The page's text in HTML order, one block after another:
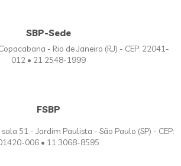
SBP-Sede
- Rio de Janeiro (RJ) - CEP: 22041-
012 • 21 2548-1999
FSBP
51 - Jardim Paulista - São Paulo (SP) - CEP:
006 • 11 3068-8595